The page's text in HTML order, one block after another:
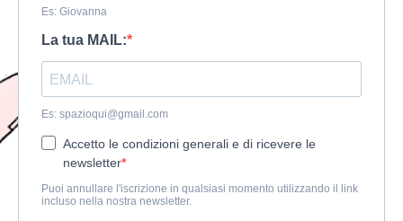
Es: Giovanna
La tua MAIL:
Es: spazioqui@gmail.com
Accetto le condizioni generali e di ricevere le
newsletter
Puoi annullare l'iscrizione in qualsiasi momento utilizzando il link
incluso nella nostra newsletter.